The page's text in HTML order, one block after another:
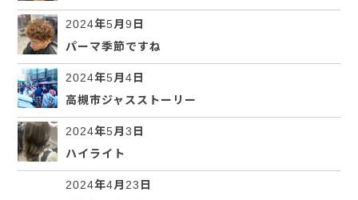
2024年5月9日
パーマ季節ですね
2024年5月4日
高槻市ジャスストーリー
2024年5月3日
ハイライト
2024年4月23日